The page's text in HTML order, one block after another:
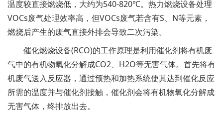
温度较直接燃烧低，大约为540-820℃。热力燃烧设备处理
VOCs废气处理效率高，但VOCs废气若含有S、N等元素，
燃烧后产生的废气直接外排会导致二次污染。
催化燃烧设备(RCO)的工作原理是利用催化剂将有机废
气中的有机物氧化分解成CO2、H2O等无害气体。首先将有
机废气送入反应器，通过预热和加热系统使其达到催化反应
所需的温度并与催化剂接触，催化剂会将有机物氧化分解成
无害气体，终排放出去。